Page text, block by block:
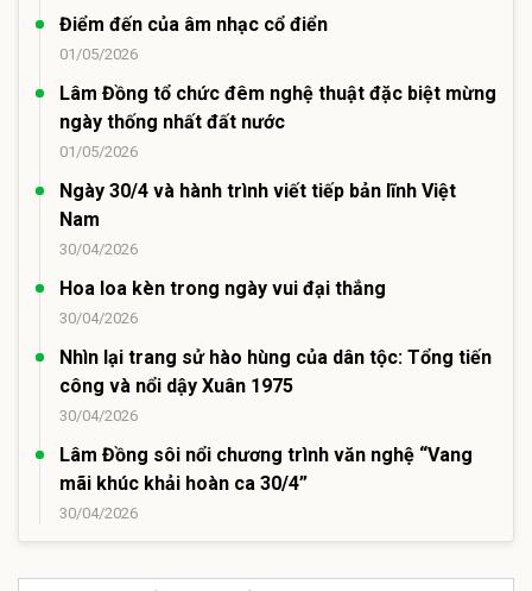
Điểm đến của âm nhạc cổ điển
01/05/2026
Lâm Đồng tổ chức đêm nghệ thuật đặc biệt mừng
ngày thống nhất đất nước
01/05/2026
Ngày 30/4 và hành trình viết tiếp bản lĩnh Việt
Nam
30/04/2026
Hoa loa kèn trong ngày vui đại thắng
30/04/2026
Nhìn lại trang sử hào hùng của dân tộc: Tổng tiến
công và nổi dậy Xuân 1975
30/04/2026
Lâm Đồng sôi nổi chương trình văn nghệ “Vang
mãi khúc khải hoàn ca 30/4”
30/04/2026